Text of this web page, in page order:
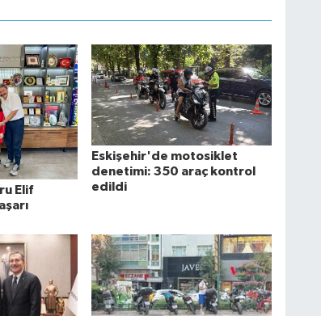
Elif
Eskişehir'de motosiklet
denetimi: 350 araç kontrol
edildi